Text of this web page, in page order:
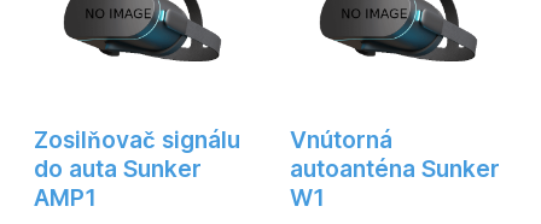
Zosilňovač signálu
do auta Sunker
AMP1
Vnútorná
autoanténa Sunker
W1